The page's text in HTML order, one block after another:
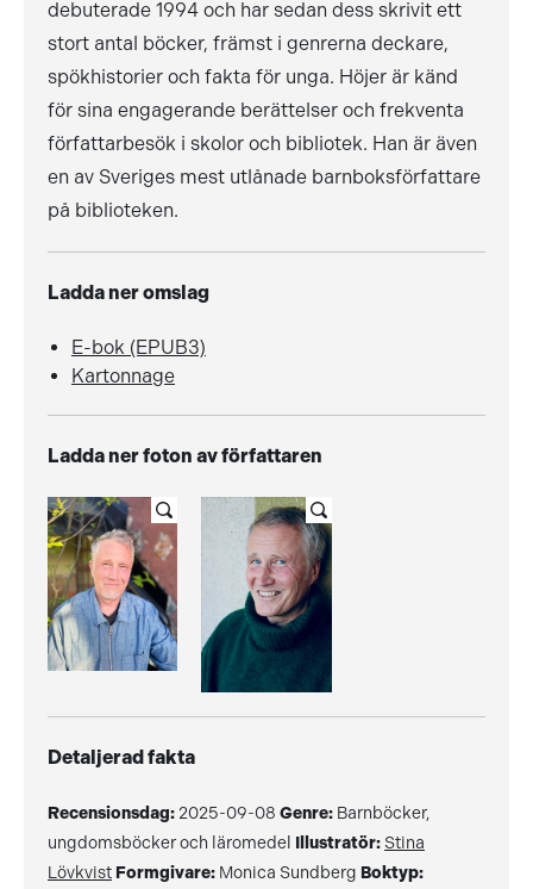
debuterade 1994 och har sedan dess skrivit ett
stort antal böcker, främst i genrerna deckare,
spökhistorier och fakta för unga. Höjer är känd
för sina engagerande berättelser och frekventa
författarbesök i skolor och bibliotek. Han är även
en av Sveriges mest utlånade barnboksförfattare
på biblioteken.
Ladda ner omslag
E-bok (EPUB3)
Kartonnage
Ladda ner foton av författaren
Detaljerad fakta
Recensionsdag: 2025-09-08 Genre: Barnböcker,
ungdomsböcker och läromedel Illustratör: Stina
Lövkvist Formgivare: Monica Sundberg Boktyp: